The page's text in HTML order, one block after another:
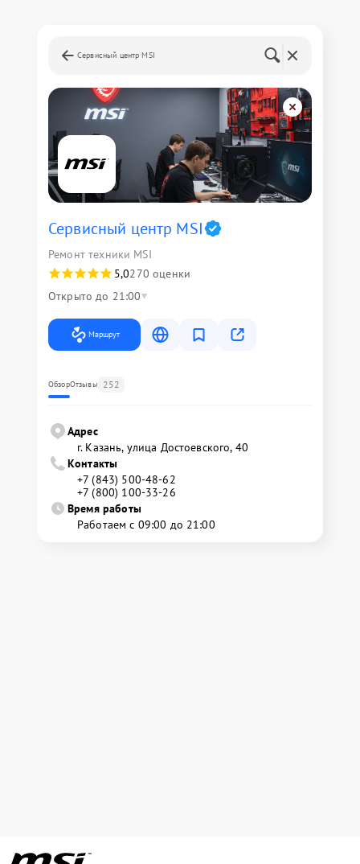
Сервисный центр MSI
Сервисный центр MSI
Ремонт техники MSI
5,0270 оценки
Открыто до 21:00
Маршрут
ОбзорОтзывы 252
Адрес
г. Казань, улица Достоевского, 40
Контакты
+7 (843) 500-48-62
+7 (800) 100-33-26
Время работы
Работаем с 09:00 до 21:00